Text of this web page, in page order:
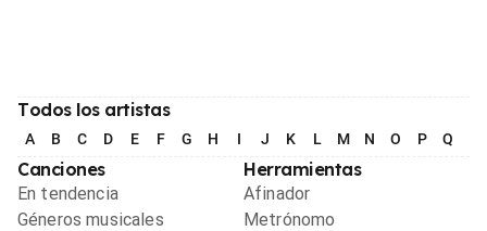
Todos los artistas
A B C D E F G H I J K L M N O P Q
Canciones
En tendencia
Géneros musicales
Herramientas
Afinador
Metrónomo